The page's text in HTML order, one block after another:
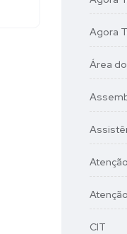
Agora
Área
CIT